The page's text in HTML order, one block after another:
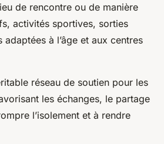
de rencontre ou de manière
activités sportives, sorties
à l’âge et aux centres
réseau de soutien pour les
les échanges, le partage
l’isolement et à rendre